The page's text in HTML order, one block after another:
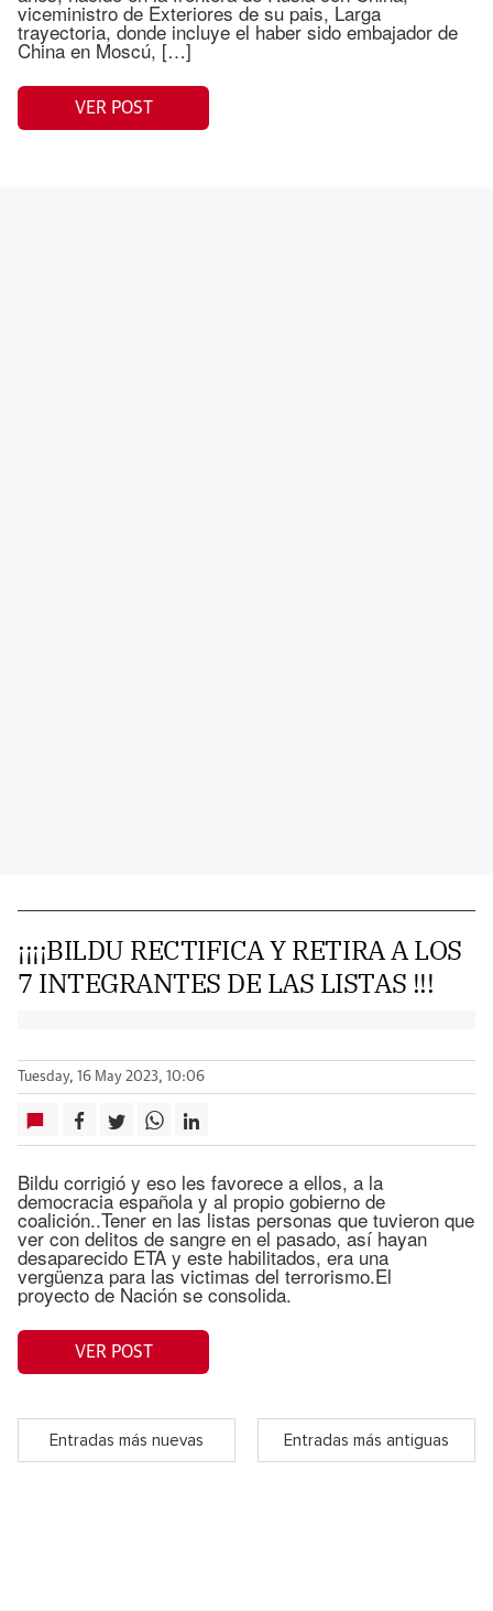
viceministro de Exteriores de su pais, Larga
trayectoria, donde incluye el haber sido embajador de
China en Moscú, […]
VER POST
¡¡¡¡BILDU RECTIFICA Y RETIRA A LOS
7 INTEGRANTES DE LAS LISTAS !!!
Tuesday, 16 May 2023, 10:06
Bildu corrigió y eso les favorece a ellos, a la
democracia española y al propio gobierno de
coalición..Tener en las listas personas que tuvieron que
ver con delitos de sangre en el pasado, así hayan
desaparecido ETA y este habilitados, era una
vergüenza para las victimas del terrorismo.El
proyecto de Nación se consolida.
VER POST
Entradas más nuevas Entradas más antiguas